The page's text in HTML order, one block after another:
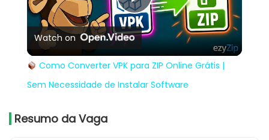
Play
Video
Watch on
Como Converter VPK para ZIP Online Grátis |
Sem Necessidade de Instalar Software
Resumo da Vaga